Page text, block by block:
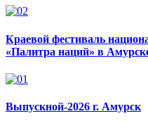
Краевой фестиваль
«Палитра наций» в
Выпускной-2026 г. Амурск